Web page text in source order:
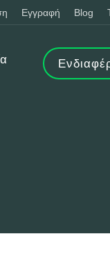
Εγγραφή Blog